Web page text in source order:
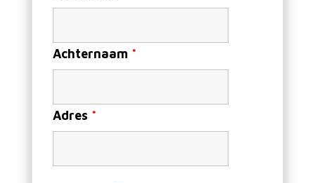
Achternaam *
Adres *